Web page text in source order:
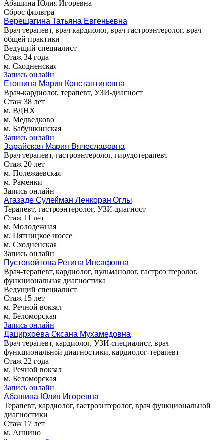
Абашина Юлия Игоревна
Сброс фильтра
Верещагина Татьяна Евгеньевна
Врач терапевт, врач кардиолог, врач гастроэнтеролог, врач
общей практики
Ведущий специалист
Стаж 34 года
м. Сходненская
Запись онлайн
Егошина Мария Константиновна
Врач-кардиолог, терапевт, УЗИ-диагност
Стаж 38 лет
м. ВДНХ
м. Медведково
м. Бабушкинская
Запись онлайн
Зарайская Мария Вячеславовна
Врач терапевт, гастроэнтеролог, гирудотерапевт
Стаж 20 лет
м. Полежаевская
м. Раменки
Запись онлайн
Агазаде Сулейман Ленкоран Оглы
Терапевт, гастроэнтеролог, УЗИ-диагност
Стаж 11 лет
м. Молодежная
м. Пятницкое шоссе
м. Сходненская
Запись онлайн
Пустовойтова Регина Инсафовна
Врач-терапевт, кардиолог, пульманолог, гастроэнтеролог,
функциональная диагностика
Ведущий специалист
Стаж 15 лет
м. Речной вокзал
м. Беломорская
Запись онлайн
Дацирхоева Оксана Мухамедовна
Врач терапевт, кардиолог, УЗИ-специалист, врач
функциональной диагностики, кардиолог-терапевт
Стаж 22 года
м. Речной вокзал
м. Беломорская
Запись онлайн
Абашина Юлия Игоревна
Терапевт, кардиолог, гастроэнтеролог, врач функциональной
диагностики
Стаж 17 лет
м. Аннино